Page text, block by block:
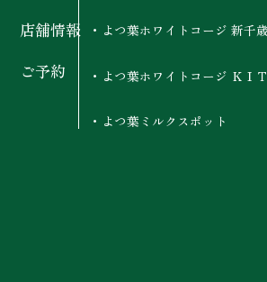
店舗情報
ご予約
よつ葉ホワイトコージ 新千
よつ葉ホワイトコージ ＫＩ
よつ葉ミルクスポット